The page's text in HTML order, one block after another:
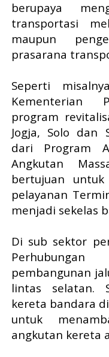
berupaya
transportasi
maupun
prasarana
Seperti
Kementerian
program
Jogja, Solo dan
dari Program
Angkutan
bertujuan
pelayanan
menjadi sekelas
Di sub sektor
Perhubungan
pembangunan
lintas selatan.
kereta bandara
untuk
angkutan kereta